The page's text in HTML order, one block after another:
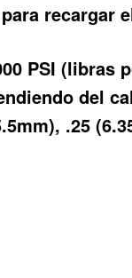
recargar
PSI (libras
del
.25